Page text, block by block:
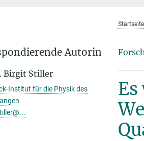
Startseite
Autorin
Birgit Stiller
Institut für die Physik des